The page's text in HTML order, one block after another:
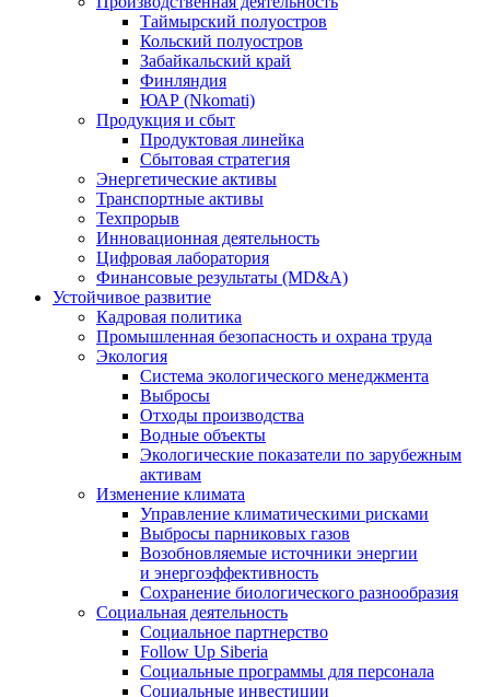
Таймырский полуостров
Кольский полуостров
Забайкальский край
Финляндия
ЮАР (Nkomati)
Продукция и сбыт
Продуктовая линейка
Сбытовая стратегия
Энергетические активы
Транспортные активы
Техпрорыв
Инновационная деятельность
Цифровая лаборатория
Финансовые результаты (MD&A)
Устойчивое развитие
Кадровая политика
Промышленная безопасность и охрана труда
Экология
Система экологического менеджмента
Выбросы
Отходы производства
Водные объекты
Экологические показатели по зарубежным
активам
Изменение климата
Управление климатическими рисками
Выбросы парниковых газов
Возобновляемые источники энергии
и энергоэффективность
Сохранение биологического разнообразия
Социальная деятельность
Социальное партнерство
Follow Up Siberia
Социальные программы для персонала
Социальные инвестиции